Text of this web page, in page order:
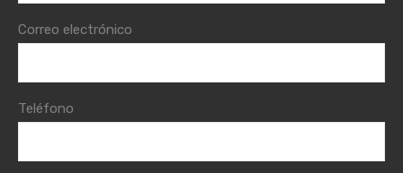
Correo electrónico
Teléfono